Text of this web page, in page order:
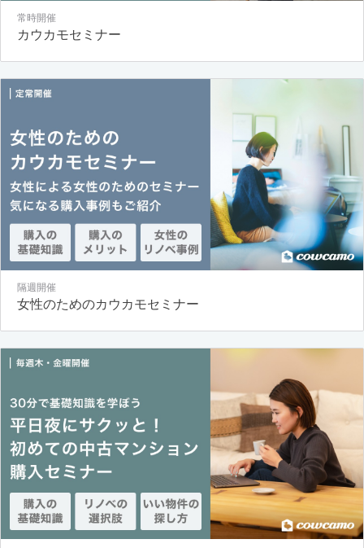
常時開催
カウカモセミナー
隔週開催
女性のためのカウカモセミナー